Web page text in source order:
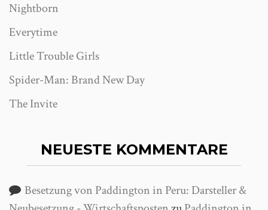
Nightborn
Everytime
Little Trouble Girls
Spider-Man: Brand New Day
The Invite
NEUESTE KOMMENTARE
Besetzung von Paddington in Peru: Darsteller &